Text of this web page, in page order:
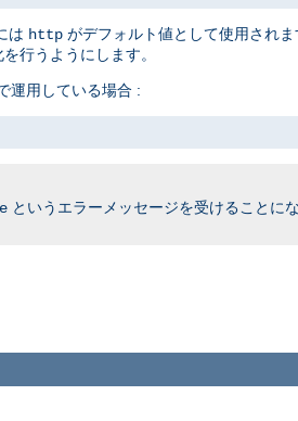
は http がデフォルト値として使用されま
行うようにします。
運用している場合 :
というエラーメッセージを受けることにな